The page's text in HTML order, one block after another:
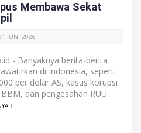
Membawa Sekat
JUNI 2026
- Banyaknya berita-berita
di Indonesia, seperti
per dolar AS, kasus korupsi
dan pengesahan RUU
]